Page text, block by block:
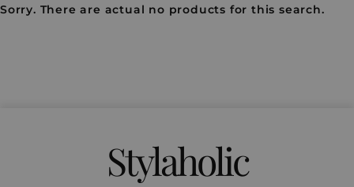
Sorry. There are actual no products for this search.
Stylaholic